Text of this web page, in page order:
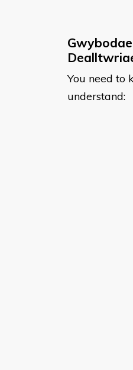
You need to
understand: